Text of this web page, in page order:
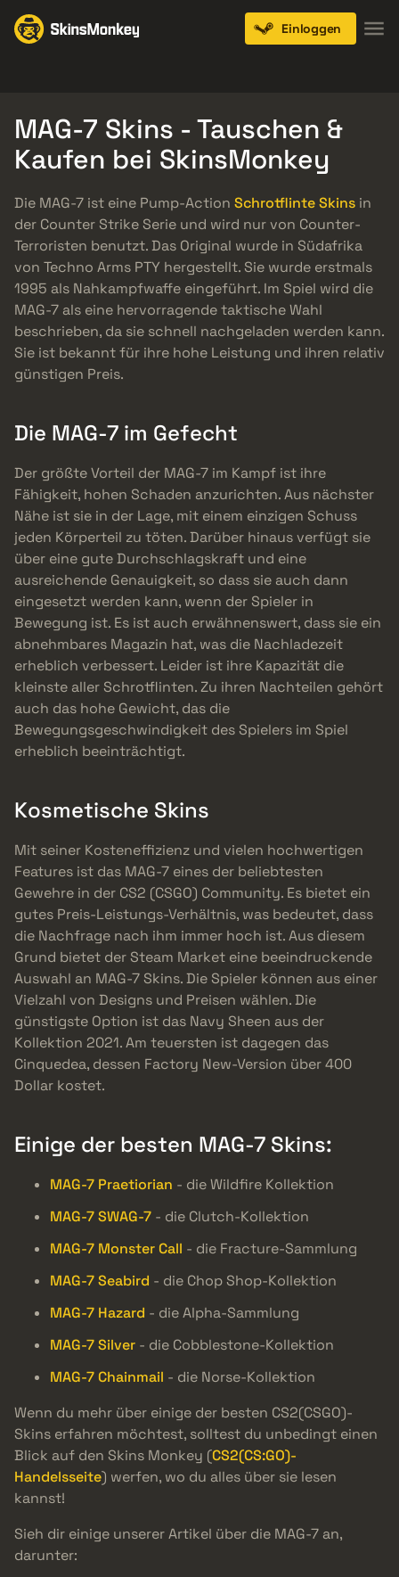
Einloggen
MAG-7 Skins - Tauschen &
Kaufen bei SkinsMonkey
Die MAG-7 ist eine Pump-Action Schrotflinte Skins in
der Counter Strike Serie und wird nur von Counter-
Terroristen benutzt. Das Original wurde in Südafrika
von Techno Arms PTY hergestellt. Sie wurde erstmals
1995 als Nahkampfwaffe eingeführt. Im Spiel wird die
MAG-7 als eine hervorragende taktische Wahl
beschrieben, da sie schnell nachgeladen werden kann.
Sie ist bekannt für ihre hohe Leistung und ihren relativ
günstigen Preis.
Die MAG-7 im Gefecht
Der größte Vorteil der MAG-7 im Kampf ist ihre
Fähigkeit, hohen Schaden anzurichten. Aus nächster
Nähe ist sie in der Lage, mit einem einzigen Schuss
jeden Körperteil zu töten. Darüber hinaus verfügt sie
über eine gute Durchschlagskraft und eine
ausreichende Genauigkeit, so dass sie auch dann
eingesetzt werden kann, wenn der Spieler in
Bewegung ist. Es ist auch erwähnenswert, dass sie ein
abnehmbares Magazin hat, was die Nachladezeit
erheblich verbessert. Leider ist ihre Kapazität die
kleinste aller Schrotflinten. Zu ihren Nachteilen gehört
auch das hohe Gewicht, das die
Bewegungsgeschwindigkeit des Spielers im Spiel
erheblich beeinträchtigt.
Kosmetische Skins
Mit seiner Kosteneffizienz und vielen hochwertigen
Features ist das MAG-7 eines der beliebtesten
Gewehre in der CS2 (CSGO) Community. Es bietet ein
gutes Preis-Leistungs-Verhältnis, was bedeutet, dass
die Nachfrage nach ihm immer hoch ist. Aus diesem
Grund bietet der Steam Market eine beeindruckende
Auswahl an MAG-7 Skins. Die Spieler können aus einer
Vielzahl von Designs und Preisen wählen. Die
günstigste Option ist das Navy Sheen aus der
Kollektion 2021. Am teuersten ist dagegen das
Cinquedea, dessen Factory New-Version über 400
Dollar kostet.
Einige der besten MAG-7 Skins:
MAG-7 Praetiorian - die Wildfire Kollektion
MAG-7 SWAG-7 - die Clutch-Kollektion
MAG-7 Monster Call - die Fracture-Sammlung
MAG-7 Seabird - die Chop Shop-Kollektion
MAG-7 Hazard - die Alpha-Sammlung
MAG-7 Silver - die Cobblestone-Kollektion
MAG-7 Chainmail - die Norse-Kollektion
Wenn du mehr über einige der besten CS2(CSGO)-
Skins erfahren möchtest, solltest du unbedingt einen
Blick auf den Skins Monkey (CS2(CS:GO)-
Handelsseite) werfen, wo du alles über sie lesen
kannst!
Sieh dir einige unserer Artikel über die MAG-7 an,
darunter: